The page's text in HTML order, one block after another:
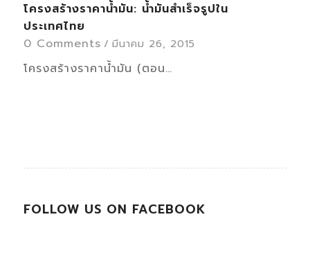
โครงสร้างราคาน้ำมัน: น้ำมันสำเร็จรูปใน
ประเทศไทย
0 Comments / มีนาคม 26, 2015
โครงสร้างราคาน้ำมัน (ตอน…
FOLLOW US ON FACEBOOK